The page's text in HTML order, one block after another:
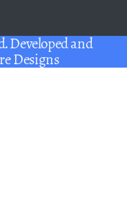
Developed and
Designs